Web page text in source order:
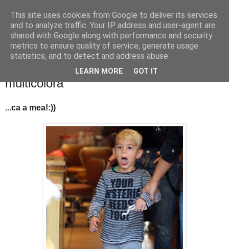
PentruDive.ro
luni, 29 noiembrie 2010
Fiul lui Gwen Stefani are pedichiura
multicolora
...ca a mea!:))
This site uses cookies from Google to deliver its services
and to analyze traffic. Your IP address and user-agent are
shared with Google along with performance and security
metrics to ensure quality of service, generate usage
statistics, and to detect and address abuse.
LEARN MORE GOT IT